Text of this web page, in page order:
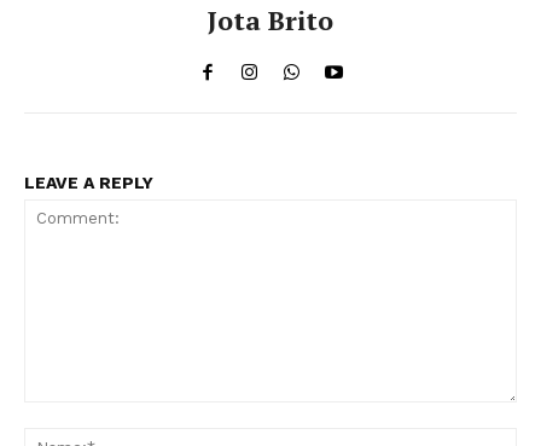
Jota Brito
LEAVE A REPLY